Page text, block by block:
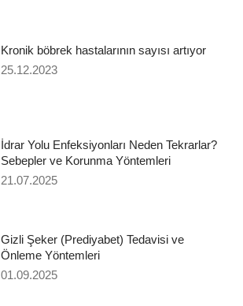
Kronik böbrek hastalarının sayısı artıyor
25.12.2023
İdrar Yolu Enfeksiyonları Neden Tekrarlar?
Sebepler ve Korunma Yöntemleri
21.07.2025
Gizli Şeker (Prediyabet) Tedavisi ve
Önleme Yöntemleri
01.09.2025